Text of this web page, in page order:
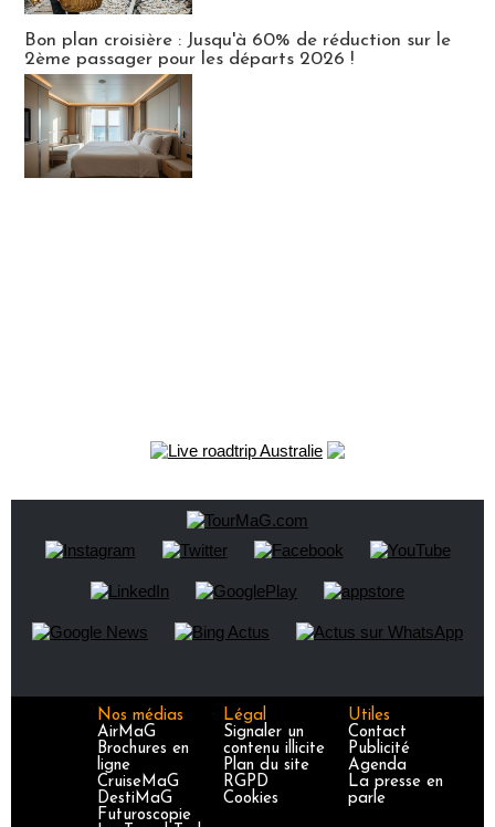
Bon plan croisière : Jusqu'à 60% de réduction sur le
2ème passager pour les départs 2026 !
Nos médias
AirMaG
Brochures en
ligne
CruiseMaG
DestiMaG
Futuroscopie
Légal
Signaler un
contenu illicite
Plan du site
RGPD
Cookies
Utiles
Contact
Publicité
Agenda
La presse en
parle